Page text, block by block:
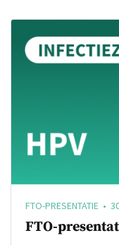
FTO-PRESENTATIE •
FTO-